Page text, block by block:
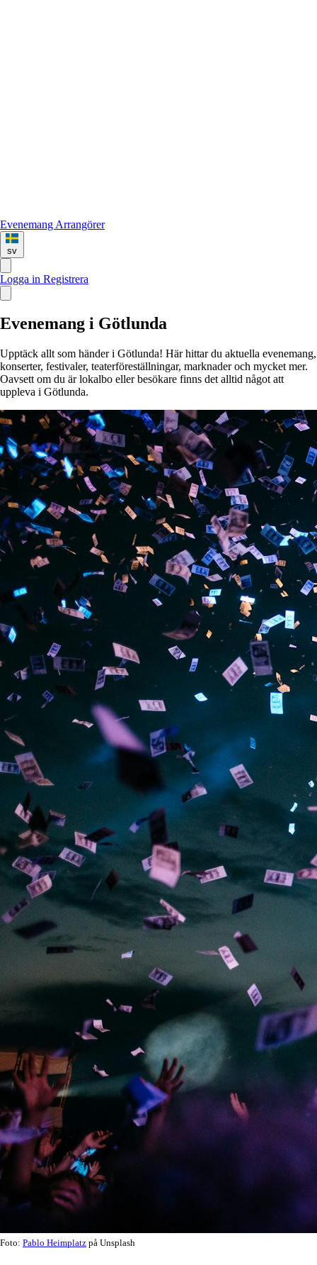
Evenemang Arrangörer
sv
Logga in Registrera
Evenemang i Götlunda
Upptäck allt som händer i Götlunda! Här hittar du aktuella evenemang,
konserter, festivaler, teaterföreställningar, marknader och mycket mer.
Oavsett om du är lokalbo eller besökare finns det alltid något att
uppleva i Götlunda.
Foto: Pablo Heimplatz på Unsplash